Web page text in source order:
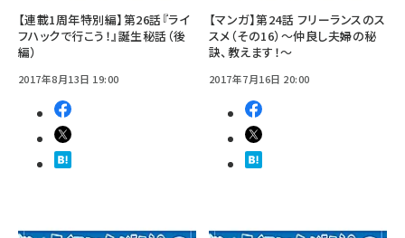
【連載1周年特別編】第26話『ライ
フハックで行こう！』誕生秘話（後
編）
2017年8月13日 19:00
【マンガ】第24話 フリーランスのス
スメ（その16）～仲良し夫婦の秘
訣、教えます！～
2017年7月16日 20:00